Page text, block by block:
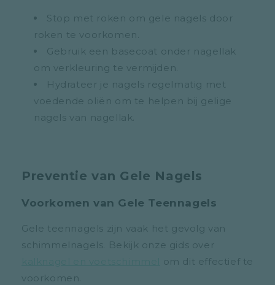
Stop met roken om gele nagels door
roken te voorkomen.
Gebruik een basecoat onder nagellak
om verkleuring te vermijden.
Hydrateer je nagels regelmatig met
voedende oliën om te helpen bij gelige
nagels van nagellak.
Preventie van Gele Nagels
Voorkomen van Gele Teennagels
Gele teennagels zijn vaak het gevolg van
schimmelnagels. Bekijk onze gids over
om dit effectief te
voorkomen.